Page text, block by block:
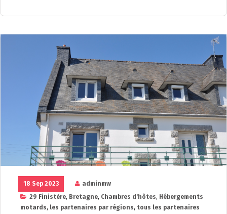
18 Sep 2023
adminmw
29 Finistère, Bretagne, Chambres d'hôtes, Hébergements
motards, les partenaires par régions, tous les partenaires